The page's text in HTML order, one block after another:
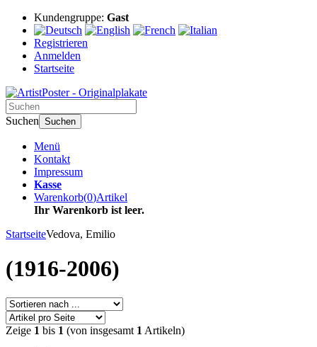
Kundengruppe: Gast
Registrieren
Anmelden
Startseite
Suchen Suchen
Menü
Kontakt
Impressum
Kasse
Warenkorb(0)Artikel
Ihr Warenkorb ist leer.
StartseiteVedova, Emilio
(1916-2006)
Zeige 1 bis 1 (von insgesamt 1 Artikeln)